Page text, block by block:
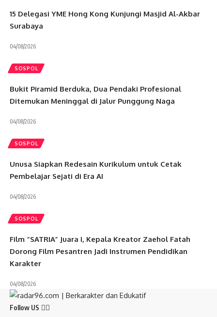
15 Delegasi YME Hong Kong Kunjungi Masjid Al-Akbar
Surabaya
04/08/2026
SOSPOL
Bukit Piramid Berduka, Dua Pendaki Profesional
Ditemukan Meninggal di Jalur Punggung Naga
04/08/2026
SOSPOL
Unusa Siapkan Redesain Kurikulum untuk Cetak
Pembelajar Sejati di Era AI
04/08/2026
SOSPOL
Film “SATRIA” Juara I, Kepala Kreator Zaehol Fatah
Dorong Film Pesantren Jadi Instrumen Pendidikan
Karakter
04/08/2026
Follow US